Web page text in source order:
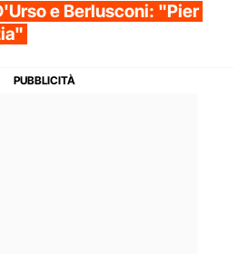
e Berlusconi: "Pier